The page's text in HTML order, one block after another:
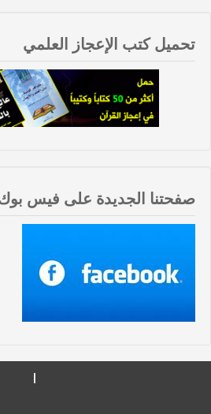
تحميل كتب الإعجاز العلمي
صفحتنا الجديدة على فيس بوك